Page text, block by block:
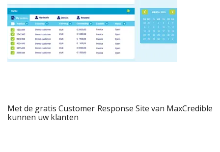
Met de gratis Customer Response Site van MaxCredible
kunnen uw klanten